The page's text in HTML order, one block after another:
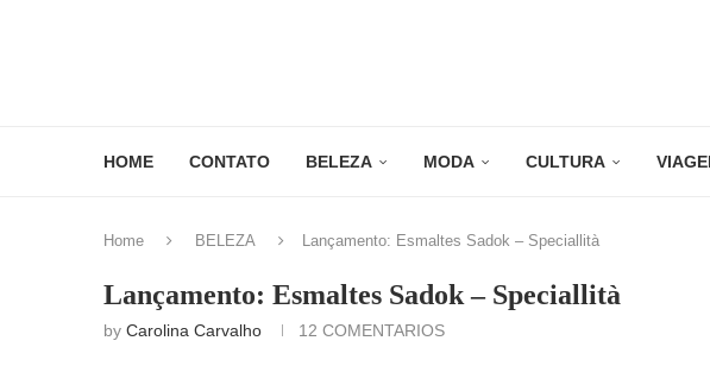
HOME CONTATO BELEZA MODA CULTURA
Home BELEZA Lançamento: Esmaltes Sadok – Speciallità
Lançamento: Esmaltes Sadok – Speciallità
by Carolina Carvalho 12 COMENTARIOS